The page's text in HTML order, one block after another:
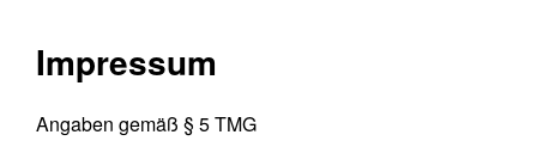
Impressum
Angaben gemäß § 5 TMG